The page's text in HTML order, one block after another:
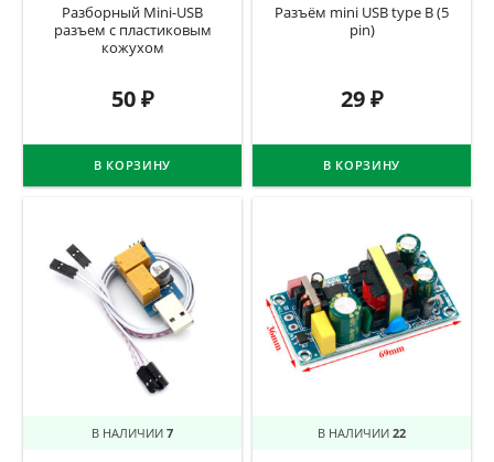
Разборный Mini-USB
разъем с пластиковым
кожухом
50₽
В КОРЗИНУ
Разъём mini USB type B (5
pin)
29₽
В КОРЗИНУ
В НАЛИЧИИ 7 В НАЛИЧИИ 22